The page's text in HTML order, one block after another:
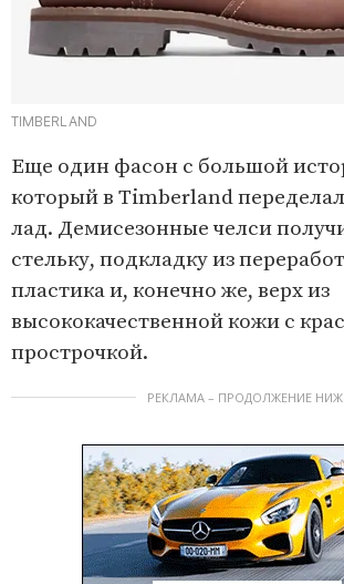
TIMBERLAND
Еще один фасон с большой
который в Timberland
лад. Демисезонные челси
стельку, подкладку из
пластика и, конечно же, верх из
высококачественной кожи с
прострочкой.
РЕКЛАМА – ПРОДОЛЖЕНИЕ